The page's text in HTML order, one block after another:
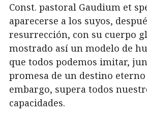
Const. pastoral Gaudium et
aparecerse a los suyos,
resurrección, con su cuerpo
mostrado así un modelo de
que todos podemos imitar,
promesa de un destino
embargo, supera todos
capacidades.